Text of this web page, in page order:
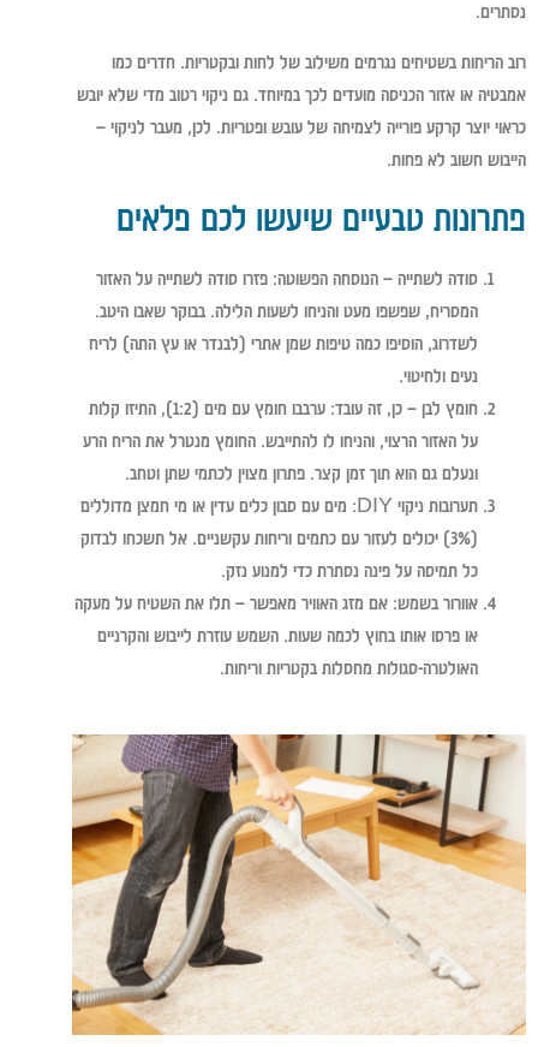
נסתרים.
רוב הריחות בשטיחים נגרמים משילוב של לחות ובקטריות. חדרים כמו
אמבטיה או אזור הכניסה מועדים לכך במיוחד. גם ניקוי רטוב מדי שלא יובש
כראוי יוצר קרקע פורייה לצמיחה של עובש ופטריות. לכן, מעבר לניקוי –
הייבוש חשוב לא פחות.
פתרונות טבעיים שיעשו לכם פלאים
סודה לשתייה – הנוסחה הפשוטה: פזרו סודה לשתייה על האזור
המסריח, שפשפו מעט והניחו לשעות הלילה. בבוקר שאבו היטב.
לשדרוג, הוסיפו כמה טיפות שמן אתרי (לבנדר או עץ התה) לריח
נעים ולחיטוי.
חומץ לבן – כן, זה עובד:
ערבבו חומץ עם מים (1:2), התיזו קלות
על האזור הרצוי, והניחו לו להתייבש. החומץ מנטרל את הריח הרע
ונעלם גם הוא תוך זמן קצר. פתרון מצוין לכתמי שתן וטחב.
תערובות ניקוי DIY:
מים עם סבון כלים עדין או מי חמצן מדוללים
(3%) יכולים לעזור עם כתמים וריחות עקשניים. אל תשכחו לבדוק
כל תמיסה על פינה נסתרת כדי למנוע נזק.
אוורור בשמש: אם מזג האוויר מאפשר – תלו את השטיח על מעקה
או פרסו אותו בחוץ לכמה שעות. השמש עוזרת לייבוש והקרניים
האולטרה-סגולות מחסלות בקטריות וריחות.